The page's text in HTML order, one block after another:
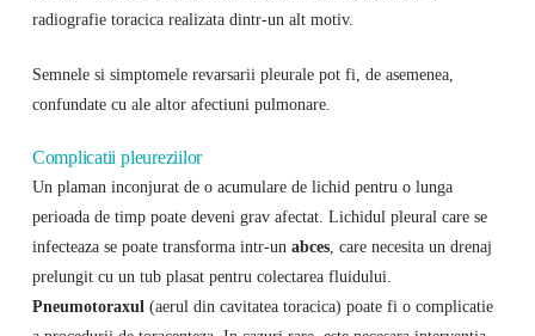
radiografie toracica realizata dintr-un alt motiv.
Semnele si simptomele revarsarii pleurale pot fi, de asemenea,
confundate cu ale altor afectiuni pulmonare.
Complicatii pleureziilor
Un plaman inconjurat de o acumulare de lichid pentru o lunga
perioada de timp poate deveni grav afectat. Lichidul pleural care se
infecteaza se poate transforma intr-un abces, care necesita un drenaj
prelungit cu un tub plasat pentru colectarea fluidului.
Pneumotoraxul (aerul din cavitatea toracica) poate fi o complicatie